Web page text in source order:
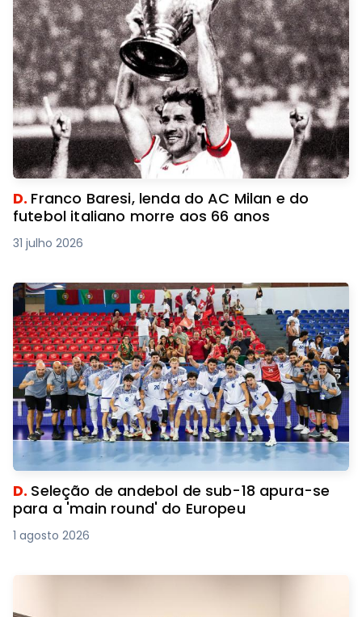
D. Franco Baresi, lenda do AC Milan e do
futebol italiano morre aos 66 anos
31 julho 2026
D. Seleção de andebol de sub-18 apura-se
para a 'main round' do Europeu
1 agosto 2026